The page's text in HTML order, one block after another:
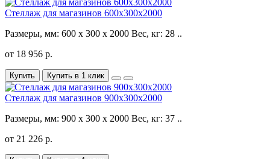
Стеллаж для магазинов 600x300x2000
Размеры, мм: 600 x 300 x 2000 Вес, кг: 28 ..
от 18 956 р.
Купить Купить в 1 клик
Стеллаж для магазинов 900x300x2000
Размеры, мм: 900 x 300 x 2000 Вес, кг: 37 ..
от 21 226 р.